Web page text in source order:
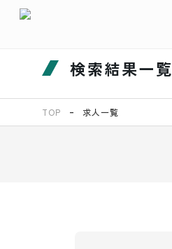
検索結果一覧
TOP 求人一覧